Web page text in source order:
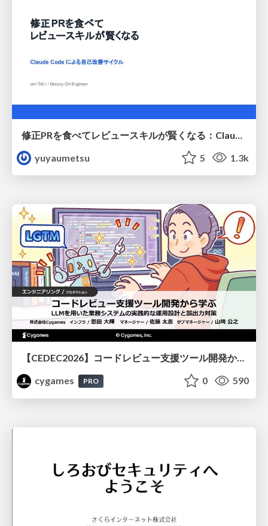
yuyaumetsu
5 1.3k
【CEDEC2026】コードレビュー支援ツール開発から学ぶ：LLMを用いた業務システムの実践的な運用設計と誤出力対策
cygames
PRO 0 590